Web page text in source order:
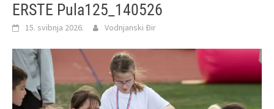
ERSTE Pula125_140526
15. svibnja 2026. Vodnjanski Đir